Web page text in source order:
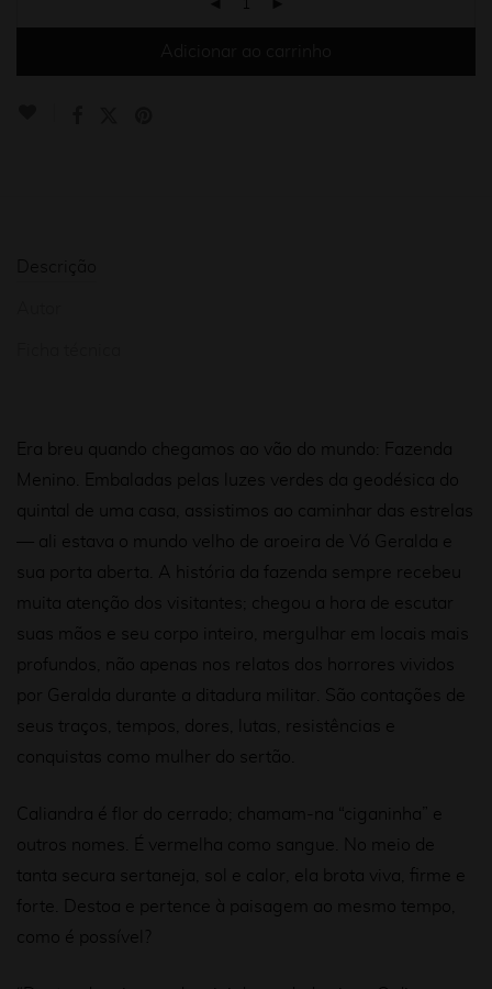
Era breu quando chegamos ao vão do mundo: Fazenda
Menino. Embaladas pelas luzes verdes da geodésica do
quintal de uma casa, assistimos ao caminhar das estrelas
— ali estava o mundo velho de aroeira de Vó Geralda e
sua porta aberta. A história da fazenda sempre recebeu
muita atenção dos visitantes; chegou a hora de escutar
suas mãos e seu corpo inteiro, mergulhar em locais mais
profundos, não apenas nos relatos dos horrores vividos
por Geralda durante a ditadura militar. São contações de
seus traços, tempos, dores, lutas, resistências e
conquistas como mulher do sertão.
Caliandra é flor do cerrado; chamam-na “ciganinha” e
outros nomes. É vermelha como sangue. No meio de
tanta secura sertaneja, sol e calor, ela brota viva, firme e
forte. Destoa e pertence à paisagem ao mesmo tempo,
como é possível?